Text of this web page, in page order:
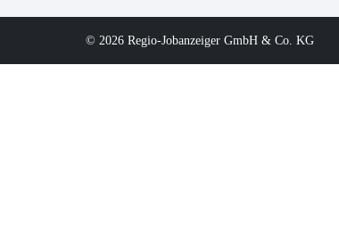
© 2026 Regio-Jobanzeiger GmbH & Co. KG